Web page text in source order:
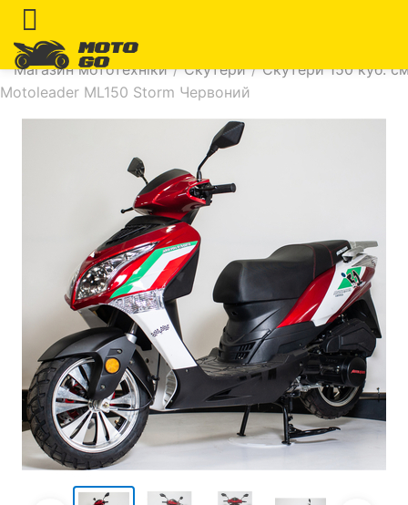
Магазин мототехніки / Скутери / Скутери 150 куб.
Motoleader ML150 Storm Червоний